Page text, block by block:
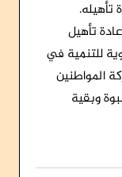
تأهيل
للتنمية في
المواطنين
وبقية